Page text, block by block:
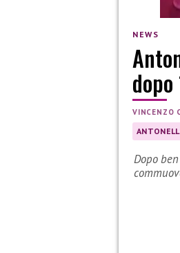
NEWS
VINCENZO
Dopo